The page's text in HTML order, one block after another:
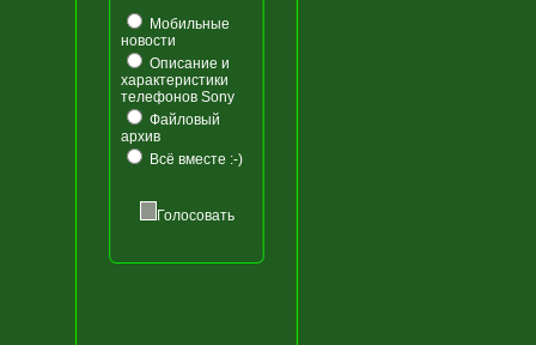
Мобильные
новости
Описание и
характеристики
телефонов Sony
Файловый
архив
Всё вместе :-)
Голосовать